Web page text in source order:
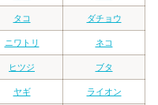
タコ ダチョウ
ニワトリ ネコ
ヒツジ ブタ
ヤギ ライオン